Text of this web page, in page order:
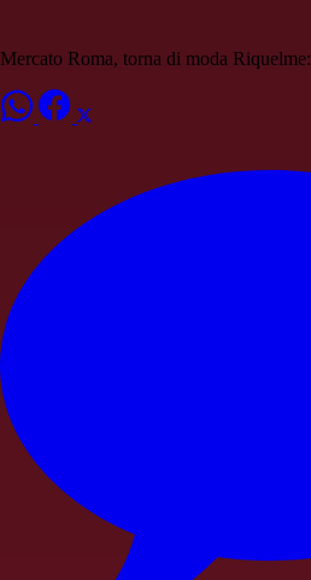
Mercato Roma, torna di moda